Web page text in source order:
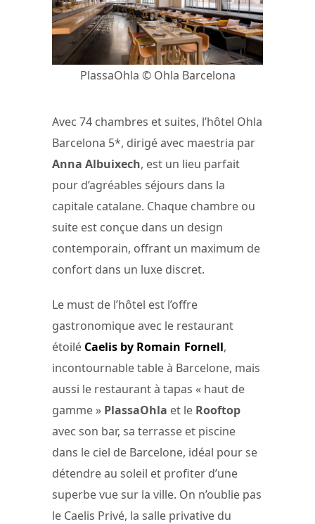
PlassaOhla © Ohla Barcelona
Avec 74 chambres et suites, l’hôtel Ohla
Barcelona 5*, dirigé avec maestria par
Anna Albuixech, est un lieu parfait
pour d’agréables séjours dans la
capitale catalane. Chaque chambre ou
suite est conçue dans un design
contemporain, offrant un maximum de
confort dans un luxe discret.
Le must de l’hôtel est l’offre
gastronomique avec le restaurant
étoilé Caelis by Romain Fornell,
incontournable table à Barcelone, mais
aussi le restaurant à tapas « haut de
gamme » PlassaOhla et le Rooftop
avec son bar, sa terrasse et piscine
dans le ciel de Barcelone, idéal pour se
détendre au soleil et profiter d’une
superbe vue sur la ville. On n’oublie pas
le Caelis Privé, la salle privative du